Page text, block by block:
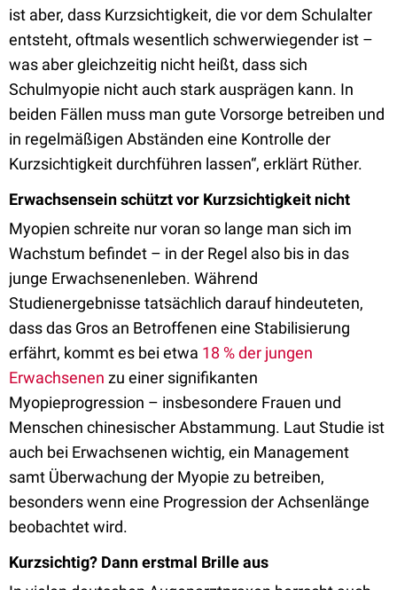
ist aber, dass Kurzsichtigkeit, die vor dem Schulalter
entsteht, oftmals wesentlich schwerwiegender ist –
was aber gleichzeitig nicht heißt, dass sich
Schulmyopie nicht auch stark ausprägen kann. In
beiden Fällen muss man gute Vorsorge betreiben und
in regelmäßigen Abständen eine Kontrolle der
Kurzsichtigkeit durchführen lassen“, erklärt Rüther.
Erwachsensein schützt vor Kurzsichtigkeit nicht
Myopien schreite nur voran so lange man sich im
Wachstum befindet – in der Regel also bis in das
junge Erwachsenenleben. Während
Studienergebnisse tatsächlich darauf hindeuteten,
dass das Gros an Betroffenen eine Stabilisierung
erfährt, kommt es bei etwa 18 % der jungen
Erwachsenen zu einer signifikanten
Myopieprogression – insbesondere Frauen und
Menschen chinesischer Abstammung. Laut Studie ist
auch bei Erwachsenen wichtig, ein Management
samt Überwachung der Myopie zu betreiben,
besonders wenn eine Progression der Achsenlänge
beobachtet wird.
Kurzsichtig? Dann erstmal Brille aus